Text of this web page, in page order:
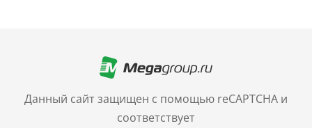
Данный сайт защищен с помощью reCAPTCHA и
соответствует
+7 (499) 705-30-10
Санкт-Петербург
+7 (812) 600-77-33